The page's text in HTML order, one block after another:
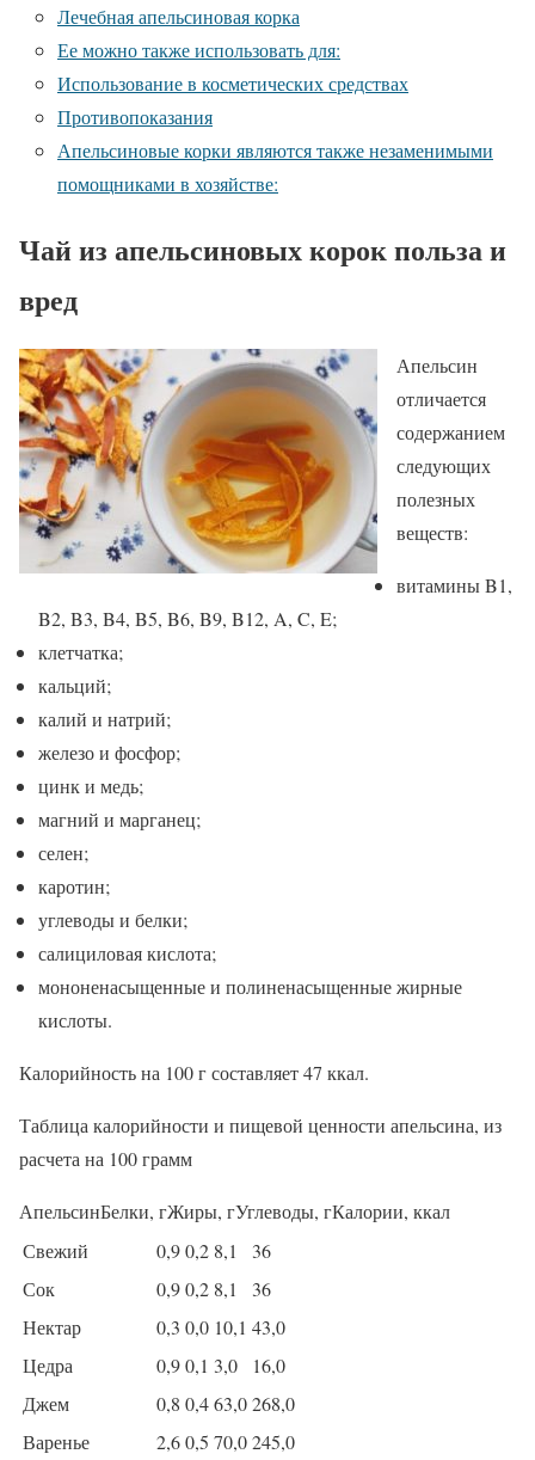
Лечебная апельсиновая корка
Ее можно также использовать для:
Использование в косметических средствах
Противопоказания
Апельсиновые корки являются также незаменимыми
помощниками в хозяйстве:
Чай из апельсиновых корок польза и
вред
Апельсин
отличается
содержанием
следующих
полезных
веществ:
витамины B1,
B2, B3, B4, B5, B6, B9, B12, A, C, E;
клетчатка;
кальций;
калий и натрий;
железо и фосфор;
цинк и медь;
магний и марганец;
селен;
каротин;
углеводы и белки;
салициловая кислота;
мононенасыщенные и полиненасыщенные жирные
кислоты.
Калорийность на 100 г составляет 47 ккал.
Таблица калорийности и пищевой ценности апельсина, из
расчета на 100 грамм
АпельсинБелки, гЖиры, гУглеводы, гКалории, ккал
Свежий
0,90,2 8,1
36
Сок
0,90,2 8,1
36
Нектар
0,3 0,0 10,1 43,0
Цедра
0,90,1 3,0
16,0
Джем
0,8 0,463,0268,0
Варенье
2,60,5 70,0245,0